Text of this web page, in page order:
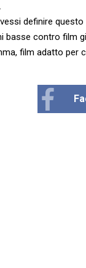
definire questo
basse contro film
film adatto per